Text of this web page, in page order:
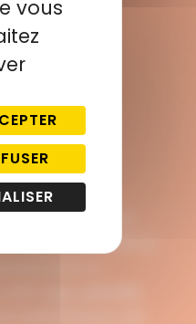
ce c’est ? Pour
DE LA
vous